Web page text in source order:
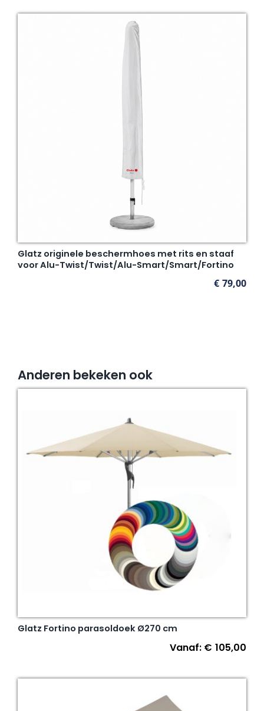
Glatz originele beschermhoes met rits en staaf
voor Alu-Twist/Twist/Alu-Smart/Smart/Fortino
€ 79,00
Anderen bekeken ook
Glatz Fortino parasoldoek Ø270 cm
Vanaf: € 105,00